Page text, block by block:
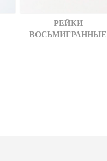
РЕЙКИ
ВОСЬМИГРАННЫЕ